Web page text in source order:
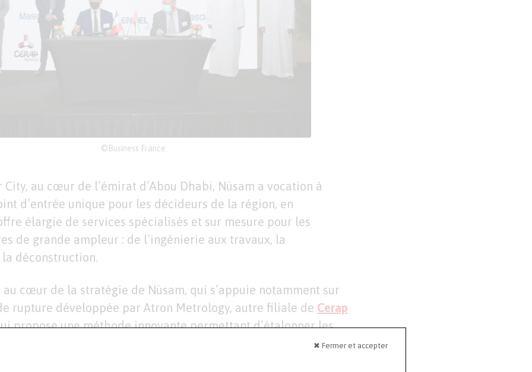
✖ Fermer et accepter
©Business France
City, au cœur de l’émirat d’Abou Dhabi, Nüsam a vocation à
d’entrée unique pour les décideurs de la région, en
élargie de services spécialisés et sur mesure pour les
de grande ampleur : de l’ingénierie aux travaux, la
déconstruction.
au cœur de la stratégie de Nüsam, qui s’appuie notamment sur
rupture développée par Atron Metrology, autre filiale de Cerap
propose une méthode innovante permettant d’étalonner les